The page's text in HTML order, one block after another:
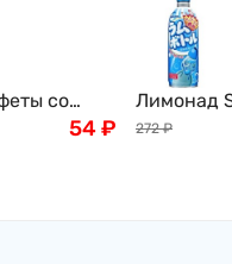
со
Bubble
54₽
Лимонад
Рамунэ,
272 ₽